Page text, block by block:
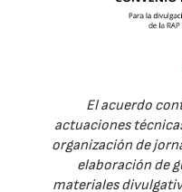
El acuerdo
actuaciones
organización de
elaboración de
materiales